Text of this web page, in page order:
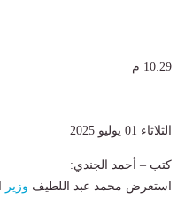
10:29 م
الثلاثاء 01 يوليو 2025
كتب – أحمد الجندي:
استعرض محمد عبد اللطيف وزير